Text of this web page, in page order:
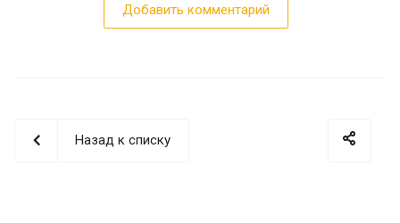
Добавить комментарий
Назад к списку